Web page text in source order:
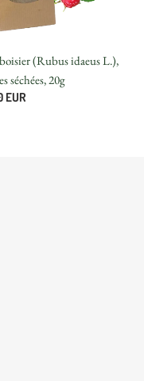
(Rubus idaeus L.),
séchées, 20g
EUR